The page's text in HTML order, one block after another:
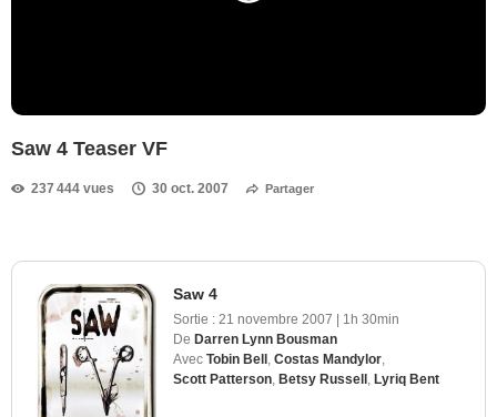
Saw 4 Teaser VF
237 444 vues 30 oct. 2007 Partager
Saw 4
Sortie : 21 novembre 2007 | 1h 30min
De Darren Lynn Bousman
Avec Tobin Bell Costas Mandylor
Scott Patterson Betsy Russell Lyriq Bent